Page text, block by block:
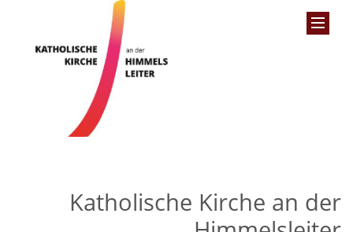
Katholische Kirche an der